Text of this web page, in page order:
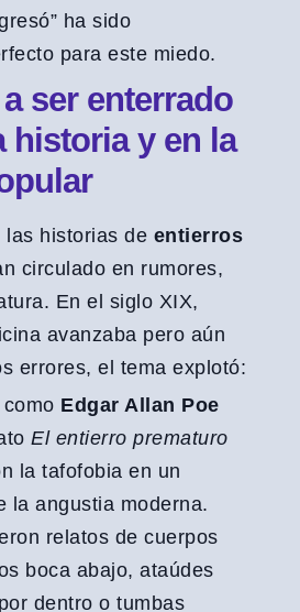
ha sido
para este miedo.
ser enterrado
historia y en la
las historias de entierros
circulado en rumores,
En el siglo XIX,
avanzaba pero aún
errores, el tema explotó:
Edgar Allan Poe
El entierro prematuro
la tafofobia en un
la angustia moderna.
relatos de cuerpos
boca abajo, ataúdes
dentro o tumbas